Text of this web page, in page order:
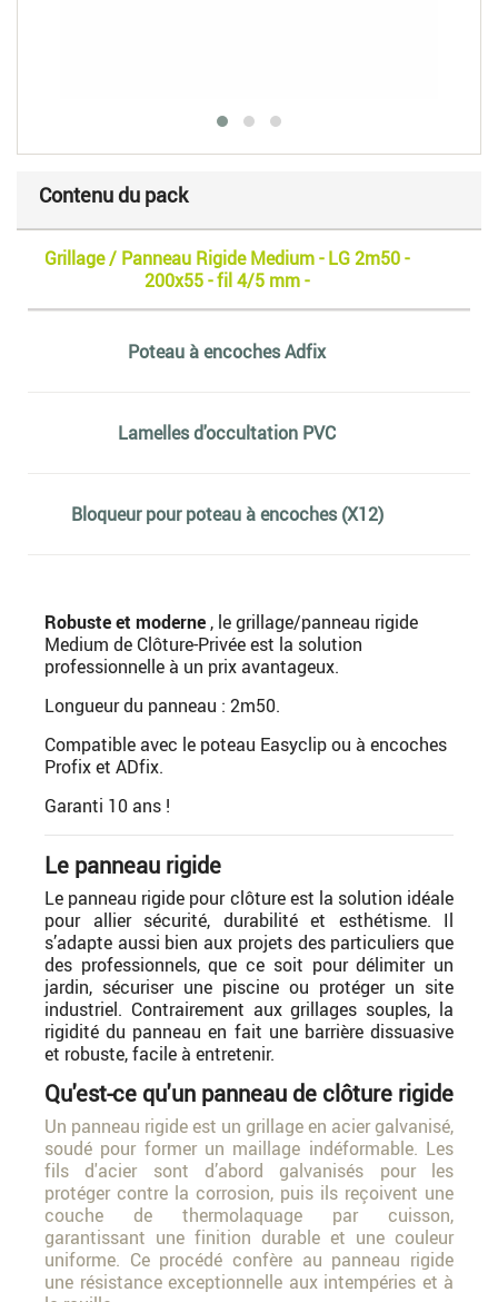
Contenu du pack
Grillage / Panneau Rigide Medium - LG 2m50 -
200x55 - fil 4/5 mm -
Poteau à encoches Adfix
Lamelles d'occultation PVC
Bloqueur pour poteau à encoches (X12)
Robuste et moderne, le grillage/panneau rigide
Medium de Clôture-Privée est la solution
professionnelle à un prix avantageux.
Longueur du panneau : 2m50.
Compatible avec le poteau Easyclip ou à encoches
Profix et ADfix.
Garanti 10 ans !
Le panneau rigide
Le panneau rigide pour clôture est la solution idéale
pour allier sécurité, durabilité et esthétisme. Il
s’adapte aussi bien aux projets des particuliers que
des professionnels, que ce soit pour délimiter un
jardin, sécuriser une piscine ou protéger un site
industriel. Contrairement aux grillages souples, la
rigidité du panneau en fait une barrière dissuasive
et robuste, facile à entretenir.
Qu'est-ce qu'un panneau de clôture rigide
Un panneau rigide est un grillage en acier galvanisé,
soudé pour former un maillage indéformable. Les
fils d'acier sont d’abord galvanisés pour les
protéger contre la corrosion, puis ils reçoivent une
couche de thermolaquage par cuisson,
garantissant une finition durable et une couleur
uniforme. Ce procédé confère au panneau rigide
une résistance exceptionnelle aux intempéries et à